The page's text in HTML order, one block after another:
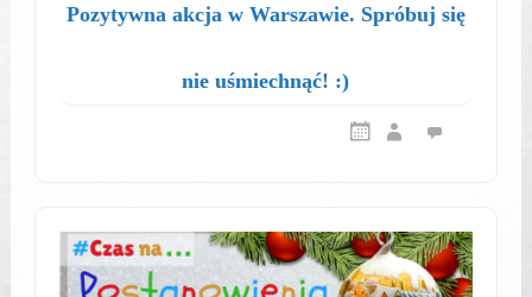
Pozytywna akcja w Warszawie. Spróbuj się
nie uśmiechnąć! :)